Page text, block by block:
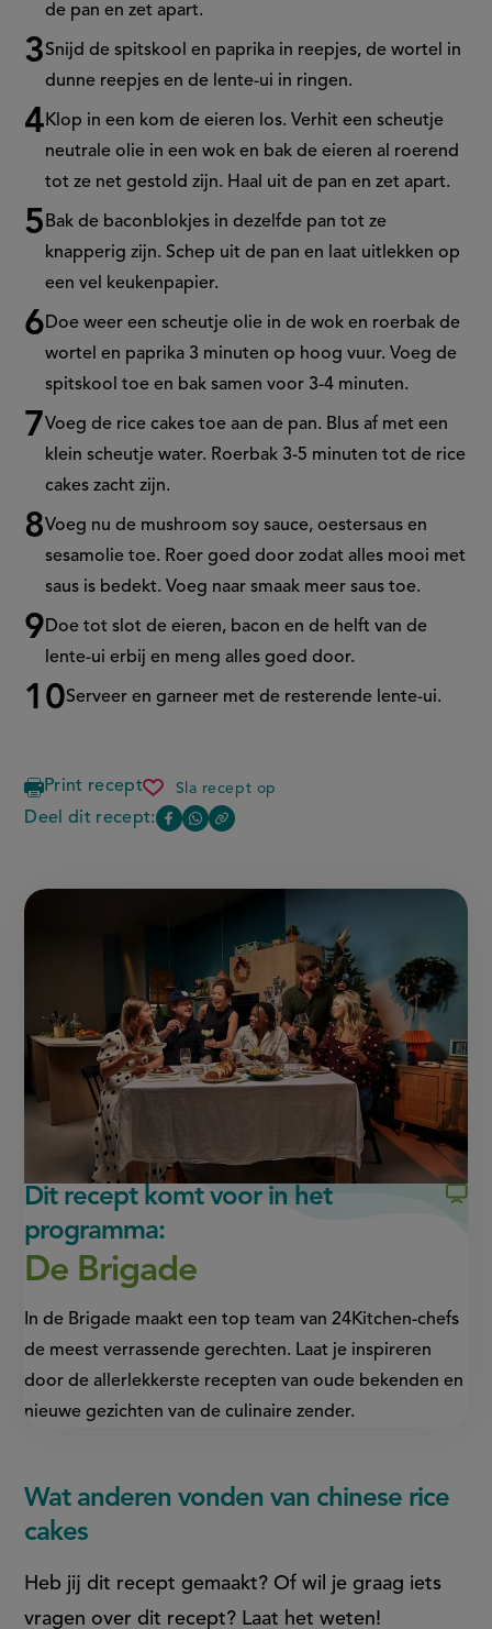
de pan en zet apart.
Snijd de spitskool en paprika in reepjes, de wortel in
dunne reepjes en de lente-ui in ringen.
Klop in een kom de eieren los. Verhit een scheutje
neutrale olie in een wok en bak de eieren al roerend
tot ze net gestold zijn. Haal uit de pan en zet apart.
Bak de baconblokjes in dezelfde pan tot ze
knapperig zijn. Schep uit de pan en laat uitlekken op
een vel keukenpapier.
Doe weer een scheutje olie in de wok en roerbak de
wortel en paprika 3 minuten op hoog vuur. Voeg de
spitskool toe en bak samen voor 3-4 minuten.
Voeg de rice cakes toe aan de pan. Blus af met een
klein scheutje water. Roerbak 3-5 minuten tot de rice
cakes zacht zijn.
Voeg nu de mushroom soy sauce, oestersaus en
sesamolie toe. Roer goed door zodat alles mooi met
saus is bedekt. Voeg naar smaak meer saus toe.
Doe tot slot de eieren, bacon en de helft van de
lente-ui erbij en meng alles goed door.
Serveer en garneer met de resterende lente-ui.
Print recept Sla recept op
chinese
rice
cakes
Deel dit recept:
Deel
pagina
Facebook
(opent
in
nieuw
venster,
Deel
pagina
WhatsApp
(opent
in
nieuw
venster,
Copy
of
Dit recept komt voor in het
programma:
De Brigade
In de Brigade maakt een top team van 24Kitchen-chefs
de meest verrassende gerechten. Laat je inspireren
door de allerlekkerste recepten van oude bekenden en
nieuwe gezichten van de culinaire zender.
Wat anderen vonden van chinese rice
cakes
Heb jij dit recept gemaakt? Of wil je graag iets
vragen over dit recept? Laat het weten!